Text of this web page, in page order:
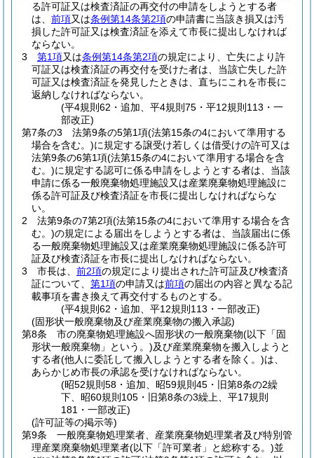
る許可証又は検査済証の再交付の申請をしようとする者
は、 前項又は条例第14条第2項の申請書に当該き損又は汚
損した許可証又は検査済証を添えて市長に提出しなければ
ならない。
3
第1項又は条例第14条第2項の規定により、亡失により許
可証又は検査済証の再交付を受けた者は、当該亡失した許
可証又は検査済証を発見したときは、直ちにこれを市長に
返納しなければならない。
(平4規則62・追加、平4規則75・平12規則113・一
部改正)
第7条の3
法第9条の5第1項(法第15条の4において準用する
場合を含む。)に規定する譲受け若しくは借受けの許可又は
法第9条の6第1項(法第15条の4において準用する場合を含
む。)に規定する認可に係る申請をしようとする者は、当該
申請に係る一般廃棄物処理施設又は産業廃棄物処理施設に
係る許可証及び検査済証を市長に提出しなければならな
い。
2
法第9条の7第2項(法第15条の4において準用する場合を含
む。)の規定による届出をしようとする者は、当該届出に係
る一般廃棄物処理施設又は産業廃棄物処理施設に係る許可
証及び検査済証を市長に提出しなければならない。
3
市長は、 前2項の規定により提出された許可証及び検査済
証について、 第1項の申請又は前項の届出の内容と異なる記
載事項を書き換えて再交付するものとする。
(平4規則62・追加、平12規則113・一部改正)
(固形状一般廃棄物及び産業廃棄物の搬入承認)
第8条
市の廃棄物処理施設へ固形状の一般廃棄物(以下「固
形状一般廃棄物」という。)及び産業廃棄物を搬入しようと
する者(他人に委託して搬入しようとする者を除く。)は、
あらかじめ市長の承認を受けなければならない。
(昭52規則58・追加、昭59規則45・旧第8条の2繰
下、昭60規則105・旧第8条の3繰上、平17規則
181・一部改正)
(許可証等の掲示等)
第9条
一般廃棄物処理業者、産業廃棄物処理業者及び特別管
理産業廃棄物処理業者(以下「許可業者」と総称する。)並